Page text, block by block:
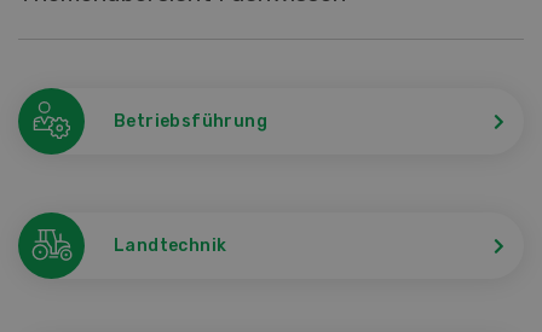
Betriebsführung
Landtechnik